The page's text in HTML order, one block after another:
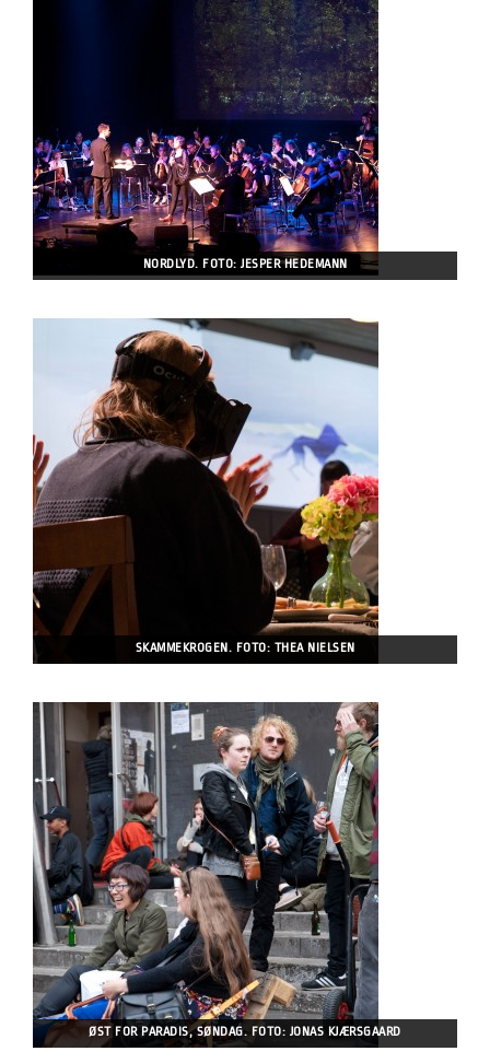
NORDLYD. FOTO: JESPER HEDEMANN
SKAMMEKROGEN. FOTO: THEA NIELSEN
ØST FOR PARADIS, SØNDAG. FOTO: JONAS KJÆRSGAARD